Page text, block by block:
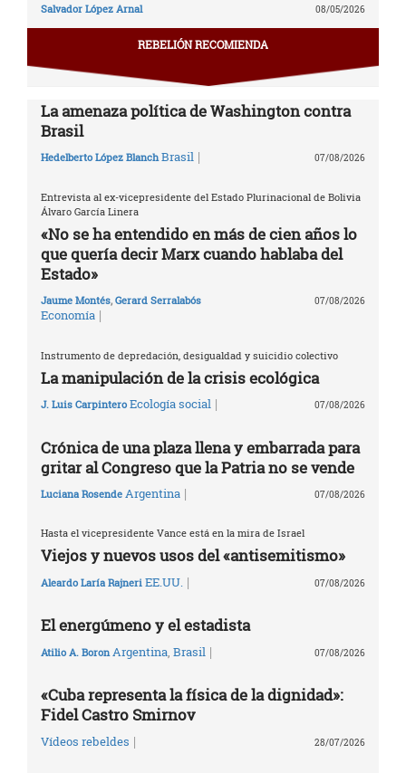
Salvador López Arnal 08/05/2026
REBELIÓN RECOMIENDA
La amenaza política de Washington contra
Brasil
Hedelberto López Blanch Brasil | 07/08/2026
Entrevista al ex-vicepresidente del Estado Plurinacional de Bolivia
Álvaro García Linera
«No se ha entendido en más de cien años lo
que quería decir Marx cuando hablaba del
Estado»
Jaume Montés, Gerard Serralabós
Economía |
07/08/2026
Instrumento de depredación, desigualdad y suicidio colectivo
La manipulación de la crisis ecológica
J. Luis Carpintero Ecología social | 07/08/2026
Crónica de una plaza llena y embarrada para
gritar al Congreso que la Patria no se vende
Luciana Rosende Argentina | 07/08/2026
Hasta el vicepresidente Vance está en la mira de Israel
Viejos y nuevos usos del «antisemitismo»
Aleardo Laría Rajneri EE.UU. | 07/08/2026
El energúmeno y el estadista
Atilio A. Boron Argentina Brasil | 07/08/2026
«Cuba representa la física de la dignidad»:
Fidel Castro Smirnov
Vídeos rebeldes | 28/07/2026